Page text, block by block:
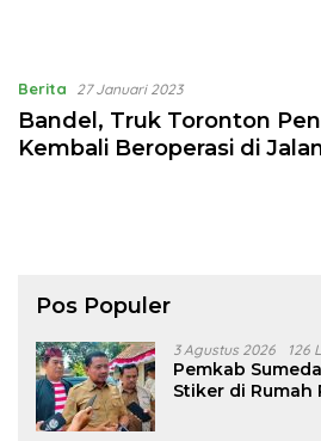
Berita 27 Januari 2023
Bandel, Truk Toronton
Kembali Beroperasi di
Pos Populer
3 Agustus 2026 126
Pemkab
Stiker di Rumah